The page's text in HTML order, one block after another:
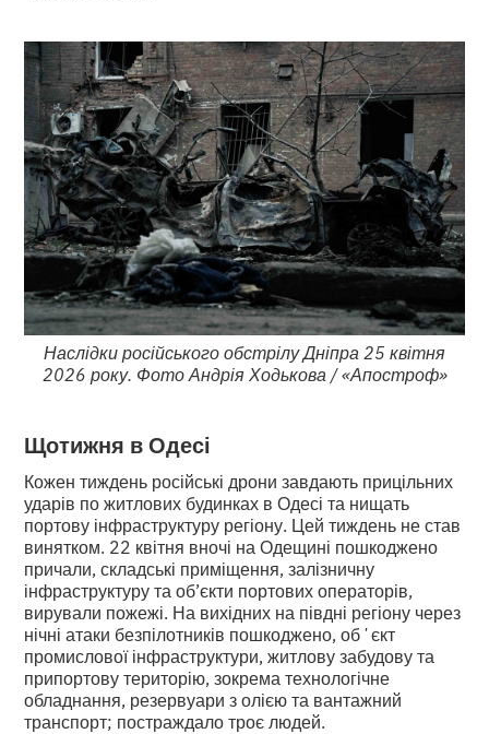
Наслідки російського обстрілу Дніпра 25 квітня
2026 року. Фото Андрія Ходькова / «Апостроф»
Щотижня в Одесі
Кожен тиждень російські дрони завдають прицільних
ударів по житлових будинках в Одесі та нищать
портову інфраструктуру регіону. Цей тиждень не став
винятком. 22 квітня вночі на Одещині пошкоджено
причали, складські приміщення, залізничну
інфраструктуру та об’єкти портових операторів,
вирували пожежі. На вихідних на півдні регіону через
нічні атаки безпілотників пошкоджено, обʼєкт
промислової інфраструктури, житлову забудову та
припортову територію, зокрема технологічне
обладнання, резервуари з олією та вантажний
транспорт; постраждало троє людей.